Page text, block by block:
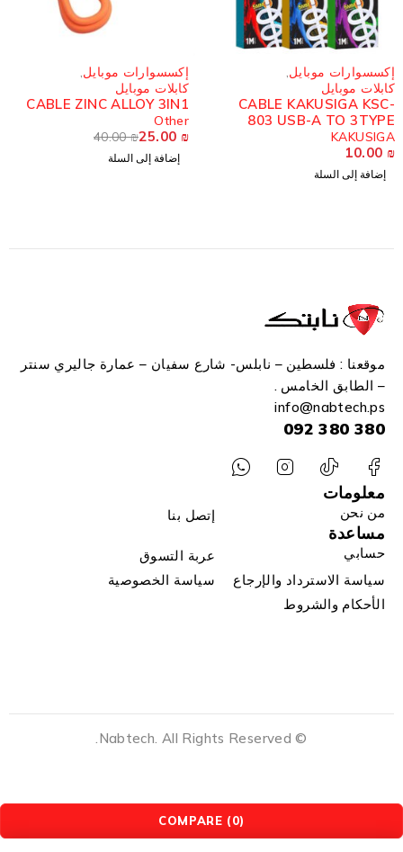
إكسسوارات موبايل ,
كابلات موبايل
CABLE KAKUSIGA KSC-
803 USB-A TO 3TYPE
KAKUSIGA
10.00₪
إضافة إلى السلة
إكسسوارات موبايل ,
كابلات موبايل
CABLE ZINC ALLOY 3IN1
Other
40.00₪25.00₪
إضافة إلى السلة
موقعنا : فلسطين – نابلس- شارع سفيان – عمارة جاليري سنتر
– الطابق الخامس .
info@nabtech.ps
380 380 092
معلومات
من نحن إتصل بنا
مساعدة
حسابي
عربة التسوق
سياسة الاسترداد والإرجاع
سياسة الخصوصية
الأحكام والشروط
© Nabtech. All Rights Reserved.
COMPARE (0)